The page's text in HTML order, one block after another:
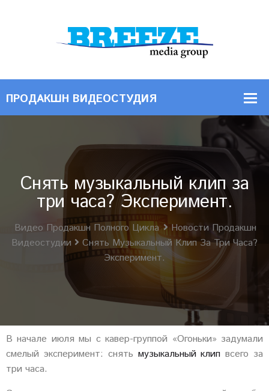
Снять музыкальный клип за
три часа? Эксперимент.
Видео Продакшн Полного Цикла
Новости Продакшн
Видеостудии
Снять Музыкальный Клип За Три Часа?
Эксперимент.
В начале июля мы с кавер-группой «Огоньки» задумали
смелый эксперимент: снять музыкальный клип всего за
три часа.